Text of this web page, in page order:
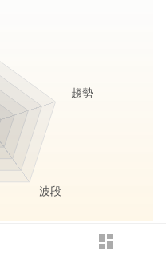
dashboard
存股收息
趨勢
波段